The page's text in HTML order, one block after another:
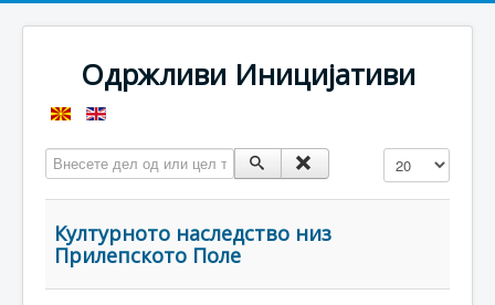
Одржливи Иницијативи
Внесете дел од или цел таг Прикажи #
Културното наследство низ
Прилепското Поле